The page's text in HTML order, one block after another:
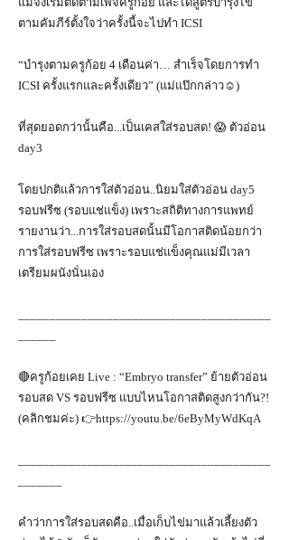
ตามคัมภีร์ตั้งใจว่าครั้งนี้จะไปทำ ICSI
“บำรุงตามครูก้อย 4 เดือนค่า… สำเร็จโดยการทำ
ICSI ครั้งแรกและครั้งเดียว” (แม่แป๊กกล่าว☺️)
ที่สุดยอดกว่านั้นคือ...เป็นเคสใส่รอบสด! 😱 ตัวอ่อน
day3
โดยปกติแล้วการใส่ตัวอ่อน..นิยมใส่ตัวอ่อน day5
รอบฟรีซ (รอบแช่แข็ง) เพราะสถิติทางการแพทย์
รายงานว่า...การใส่รอบสดนั้นมีโอกาสติดน้อยกว่า
การใส่รอบฟรีซ เพราะรอบแช่แข็งคุณแม่มีเวลา
เตรียมผนังนั่นเอง
🔴ครูก้อยเคย Live : “Embryo transfer” ย้ายตัวอ่อน
รอบสด VS รอบฟรีซ แบบไหนโอกาสติดสูงกว่ากัน?!
(คลิกชมค่ะ) 👉https://youtu.be/6eByMyWdKqA
คำว่าการใส่รอบสดคือ..เมื่อเก็บไข่มาแล้วเลี้ยงตัว